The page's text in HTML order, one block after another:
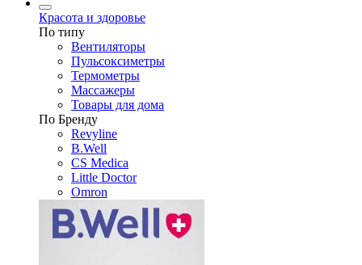
Красота и здоровье
По типу
Вентиляторы
Пульсоксиметры
Термометры
Массажеры
Товары для дома
По Бренду
Revyline
B.Well
CS Medica
Little Doctor
Omron